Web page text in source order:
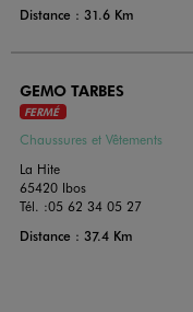
Distance : 31.6 Km
GEMO TARBES
FERMÉ
Chaussures et Vêtements
La Hite
65420 Ibos
Tél. :05 62 34 05 27
Distance : 37.4 Km